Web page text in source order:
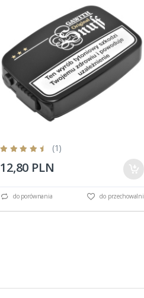
(1)
12,80 PLN
do porównania do przechowalni